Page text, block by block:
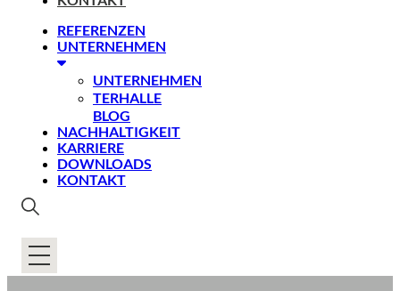
REFERENZEN
UNTERNEHMEN
UNTERNEHMEN
TERHALLE
BLOG
NACHHALTIGKEIT
KARRIERE
DOWNLOADS
KONTAKT